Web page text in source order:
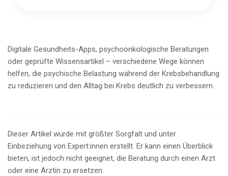
Digitale Gesundheits-Apps, psychoonkologische Beratungen
oder geprüfte Wissensartikel – verschiedene Wege können
helfen, die psychische Belastung während der Krebsbehandlung
zu reduzieren und den Alltag bei Krebs deutlich zu verbessern.
Dieser Artikel wurde mit größter Sorgfalt und unter
Einbeziehung von Expert:innen erstellt. Er kann einen Überblick
bieten, ist jedoch nicht geeignet, die Beratung durch einen Arzt
oder eine Ärztin zu ersetzen.